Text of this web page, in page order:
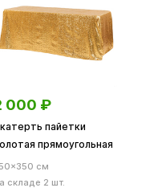
000 ₽
пайетки
прямоугольная
см
складе 2 шт.